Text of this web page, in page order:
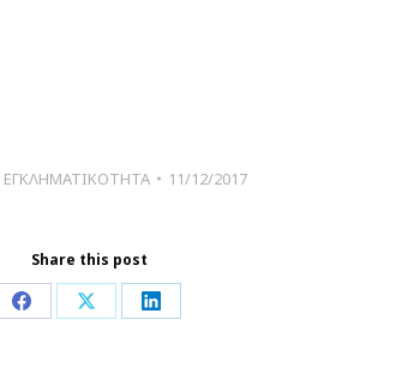
ΕΓΚΛΗΜΑΤΙΚΟΤΗΤΑ 11/12/2017
Share this post
Share Share Share